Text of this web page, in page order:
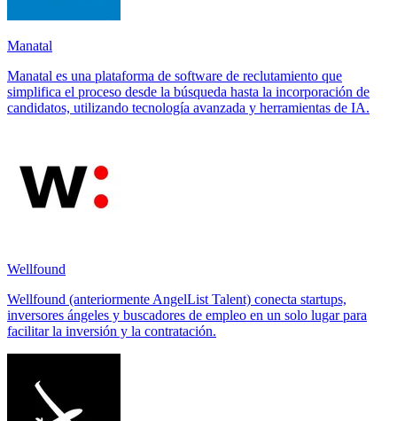
Manatal
Manatal es una plataforma de software de reclutamiento que
simplifica el proceso desde la búsqueda hasta la incorporación de
candidatos, utilizando tecnología avanzada y herramientas de IA.
Wellfound
Wellfound (anteriormente AngelList Talent) conecta startups,
inversores ángeles y buscadores de empleo en un solo lugar para
facilitar la inversión y la contratación.